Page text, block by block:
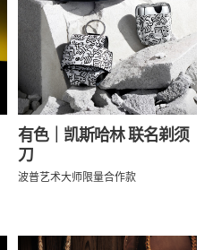
有色｜凯斯哈林 联名剃须
刀
波普艺术大师限量合作款